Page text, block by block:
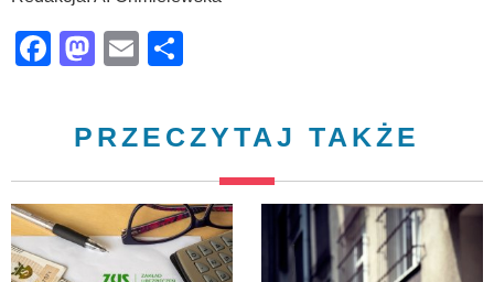
Facebook
Mastodon
Email
PRZECZYTAJ TAKŻE